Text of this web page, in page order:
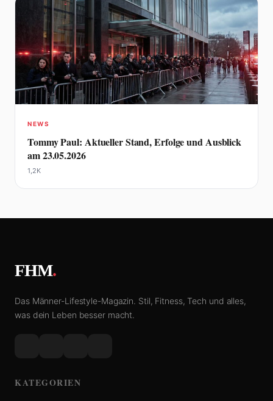
NEWS
Tommy Paul: Aktueller Stand, Erfolge und Ausblick
am 23.05.2026
1,2K
FHM.
Das Männer-Lifestyle-Magazin. Stil, Fitness, Tech und alles,
was dein Leben besser macht.
KATEGORIEN